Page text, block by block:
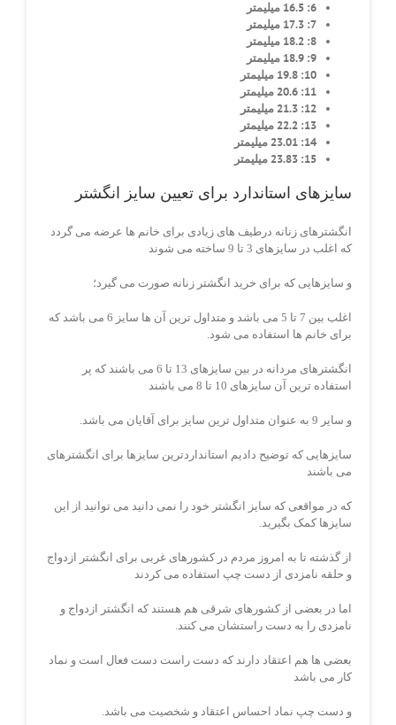
6: 16.5 میلیمتر
7: 17.3 میلیمتر
8: 18.2 میلیمتر
9: 18.9 میلیمتر
10: 19.8 میلیمتر
11: 20.6 میلیمتر
12: 21.3 میلیمتر
13: 22.2 میلیمتر
14: 23.01 میلیمتر
15: 23.83 میلیمتر
سایزهای استاندارد برای تعیین سایز انگشتر
انگشترهای زنانه درطیف های زیادی برای خانم ها عرضه می گردد
که اغلب در سایزهای 3 تا 9 ساخته می شوند
و سایزهایی که برای خرید انگشتر زنانه صورت می گیرد؛
اغلب بین 7 تا 5 می باشد و متداول ترین آن ها سایز 6 می باشد که
برای خانم ها استفاده می شود.
انگشترهای مردانه در بین سایزهای 13 تا 6 می باشند که پر
استفاده ترین آن سایزهای 10 تا 8 می باشند
و سایر 9 به عنوان متداول ترین سایز برای آقایان می باشد.
سایزهایی که توضیح دادیم استانداردترین سایزها برای انگشترهای
می باشند
که در مواقعی که سایز انگشتر خود را نمی دانید می توانید از این
سایزها کمک بگیرید.
از گذشته تا به امروز مردم در کشورهای غربی برای انگشتر ازدواج
و حلقه نامزدی از دست چپ استفاده می کردند
اما در بعضی از کشورهای شرقی هم هستند که انگشتر ازدواج و
نامزدی را به دست راستشان می کنند.
بعضی ها هم اعتقاد دارند که دست راست دست فعال است و نماد
کار می باشد
و دست چپ نماد احساس اعتقاد و شخصیت می باشد.